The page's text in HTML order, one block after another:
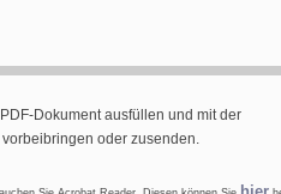
Dokument ausfüllen und mit der
oder zusenden.